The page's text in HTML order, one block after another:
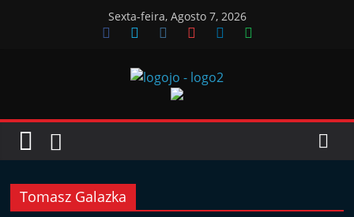
Sexta-feira, Agosto 7, 2026
Jornal
Oficinas
Tomasz Galazka